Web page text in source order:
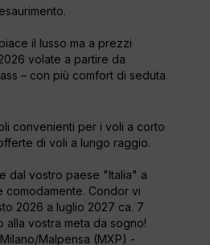
il lusso ma a prezzi
volate a partire da
– con più comfort di seduta
convenienti per i voli a corto
di voli a lungo raggio.
dal vostro paese "Italia" a
Condor vi
2026 a luglio 2027 ca. 7
alla vostra meta da sogno!
Malpensa (MXP) -